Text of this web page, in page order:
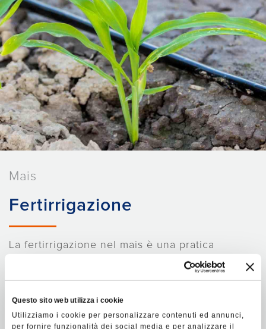
Questo sito web utilizza i cookie
Utilizziamo i cookie per personalizzare contenuti ed annunci,
per fornire funzionalità dei social media e per analizzare il
Mais
Fertirrigazione
La fertirrigazione nel mais è una pratica
maggiore
produzione per ettaro e per migliorare la
qualità della granella e del trinciato.
Infatti, grazie all'iniezioni di fertilizzantiin